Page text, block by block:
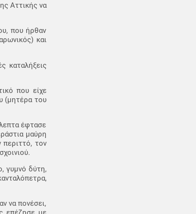
Αττικής να
που ήρθαν
και
καταλήξεις
που είχε
(μητέρα του
έφτασε
μαύρη
περιττό, τον
γυμνό δύτη,
να πονέσει,